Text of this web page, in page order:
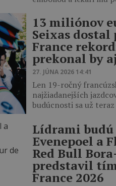
13 miliónov
Seixas dostal
France
prekonal by
27. JÚNA 2026 14:41
Len 19-ročný
najžiadanejších
budúcnosti sa už
Lídrami budú
Evenepoel a
Red Bull
predstavil
France 2026